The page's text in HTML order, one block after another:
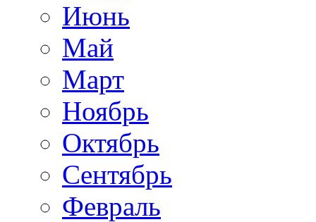
Июнь
Май
Март
Ноябрь
Октябрь
Сентябрь
Февраль